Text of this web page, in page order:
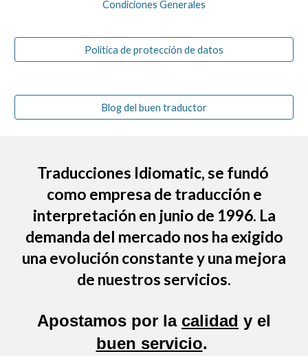
Condiciones Generales
Política de protección de datos
Blog del buen traductor
Traducciones Idiomatic, se fundó
como empresa de traducción e
interpretación en junio de 1996. La
demanda del mercado nos ha exigido
una evolución constante y una mejora
de nuestros servicios.
Apostamos por la calidad y el
buen servicio.